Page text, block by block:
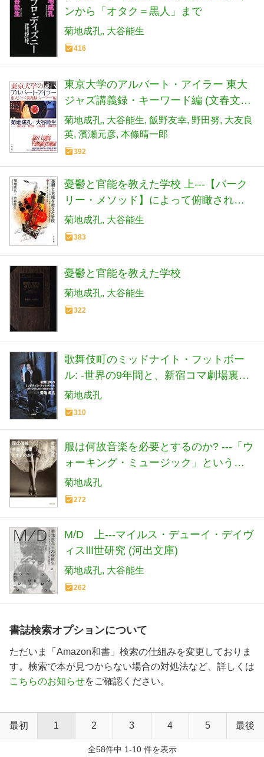
ンから「オタク＝黒人」まで
菊地成孔 大谷能生
416
東京大学のアルバート・アイラー 東大
ジャズ講義録・キーワード編 (文春文庫
き 30-2)
菊地成孔 大谷能生 飯野友幸 野田努 大友良
英 濱瀬元彦 本條晴一郎
392
憂鬱と官能を教えた学校 上---【バーク
リー・メソッド】によって俯瞰される
20世紀商業音楽史 調律、調性および旋
律・和声 (河出文庫 き 3-1)
菊地成孔 大谷能生
383
憂鬱と官能を教えた学校
菊地成孔 大谷能生
322
歌舞伎町のミッドナイト・フットボー
ル: -世界の9年間と、新宿コマ劇場裏の
6日間- (小学館文庫 き 11-2)
菊地成孔
310
服は何故音楽を必要とするのか? ---「ウ
ォーキング・ミュージック」という存
在しないジャンルに召還された音楽た
ちについての考察 (河出文庫 き 3-5)
菊地成孔
272
M/D 上---マイルス・デューイ・デイヴ
ィスⅢ世研究 (河出文庫)
菊地成孔 大谷能生
262
書誌検索オプションについて
ただいま「Amazon和書」検索の仕組みを変更しておりま
す。検索で本が見つからない場合の対処法など、詳しくは
こちらのお知らせをご確認ください。
最初 1 2 3 4 5 最後
全58件中 1-10 件を表示